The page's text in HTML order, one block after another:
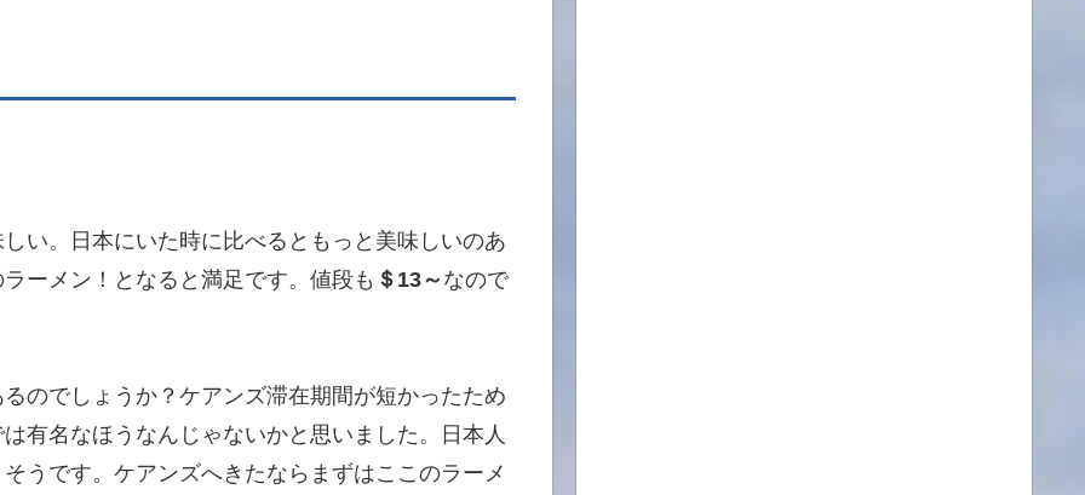
い。日本にいた時に比べるともっと美味しいのあ
ーメン！となると満足です。値段も ＄13～ なので
のでしょうか？ケアンズ滞在期間が短かったため
有名なほうなんじゃないかと思いました。日本人
うです。ケアンズへきたならまずはここのラーメ